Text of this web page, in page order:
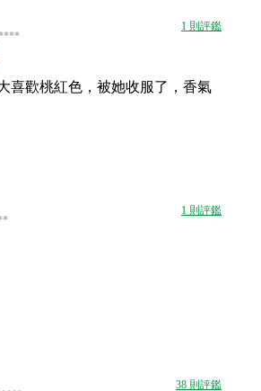
1 則評鑑
喜歡桃紅色，被她收服了，香氣
1 則評鑑
38 則評鑑